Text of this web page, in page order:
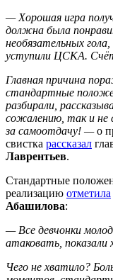
— Хорошая игра
должна была
необязательных
уступили ЦСКА.
Главная причина
стандартные
разбирали,
сожалению, так и не
за самоотдачу! —о
свистка рассказал
Лаврентьев.
Стандартные
реализацию отметила
Абашилова:
— Все девчонки
атаковать, показали
Чего не хватило?